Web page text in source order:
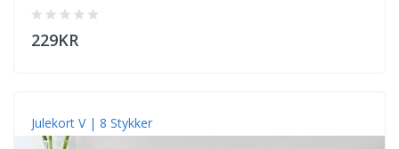
229KR
Julekort V | 8 Stykker